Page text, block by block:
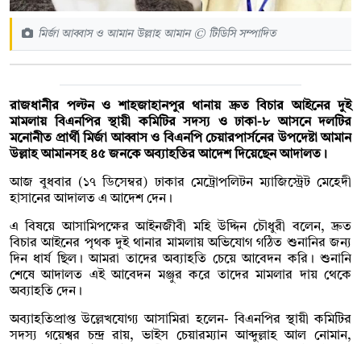
মির্জা আব্বাস ও আমান উল্লাহ আমান © টিডিসি সম্পাদিত
রাজধানীর পল্টন ও শাহজাহানপুর থানায় দ্রুত বিচার আইনের দুই
মামলায় বিএনপির স্থায়ী কমিটির সদস্য ও ঢাকা-৮ আসনে দলটির
মনোনীত প্রার্থী মির্জা আব্বাস ও বিএনপি চেয়ারপার্সনের উপদেষ্টা আমান
উল্লাহ আমানসহ ৪৫ জনকে অব্যাহতির আদেশ দিয়েছেন আদালত।
আজ বুধবার (১৭ ডিসেম্বর) ঢাকার মেট্রোপলিটন ম্যাজিস্ট্রেট মেহেদী
হাসানের আদালত এ আদেশ দেন।
এ বিষয়ে আসামিপক্ষের আইনজীবী মহি উদ্দিন চৌধুরী বলেন, দ্রুত
বিচার আইনের পৃথক দুই থানার মামলায় অভিযোগ গঠিত শুনানির জন্য
দিন ধার্য ছিল। আমরা তাদের অব্যাহতি চেয়ে আবেদন করি। শুনানি
শেষে আদালত এই আবেদন মঞ্জুর করে তাদের মামলার দায় থেকে
অব্যাহতি দেন।
অব্যাহতিপ্রাপ্ত উল্লেখযোগ্য আসামিরা হলেন- বিএনপির স্থায়ী কমিটির
সদস্য গয়েশ্বর চন্দ্র রায়, ভাইস চেয়ারম্যান আব্দুল্লাহ আল নোমান,